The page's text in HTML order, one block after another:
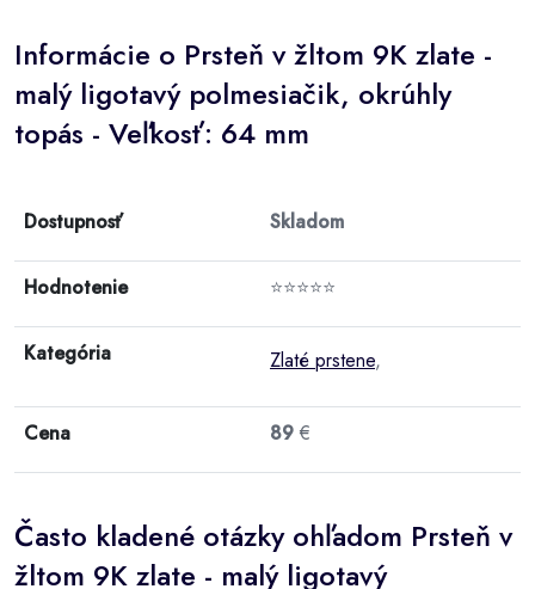
Informácie o Prsteň v žltom 9K zlate -
malý ligotavý polmesiačik, okrúhly
topás - Veľkosť: 64 mm
Dostupnosť Skladom
Hodnotenie ⭐⭐⭐⭐⭐
Kategória Zlaté prstene,
Cena 89 €
Často kladené otázky ohľadom Prsteň v
žltom 9K zlate - malý ligotavý